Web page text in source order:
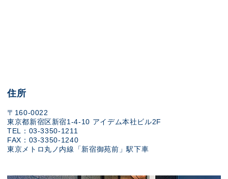
住所
〒160-0022
東京都新宿区新宿1-4-10 アイデム本社ビル2F
TEL：03-3350-1211
FAX：03-3350-1240
東京メトロ丸ノ内線「新宿御苑前」駅下車